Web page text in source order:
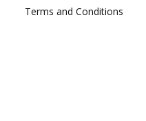
Terms and Conditions